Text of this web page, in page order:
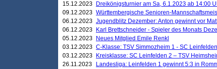
15.12.2023
Dreikönigsturnier am Sa, 6.1.2023 ab 14:00
09.12.2023 Württembergische Senioren-
06.12.2023 Jugendblitz Dezember: Anton gewinnt vor
06.12.2023
Karl Brettschneider - Spieler des Monats
05.12.2023
Neues Mitglied Emile Renkl
03.12.2023 C-Klasse: TSV Simmozheim 1 - SC
03.12.2023
Kreisklasse: SC Leinfelden 2 – TSV
26.11.2023
Landesliga: Leinfelden 1 gewinnt 5:3 in